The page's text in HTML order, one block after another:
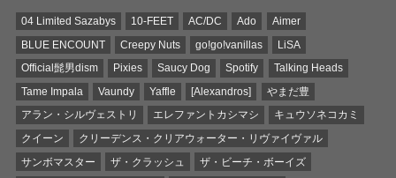
04 Limited Sazabys 10-FEET AC/DC Ado
Aimer
BLUE ENCOUNT
Creepy Nuts go!go!vanillas
LiSA
Official髭男dism
Pixies Saucy Dog Spotify
Talking Heads
Tame Impala
Vaundy Yaffle [Alexandros]
やまだ豊
アラン・シルヴェストリ
エレファントカシマシ
キュウソネコカミ
クイーン
クリーデンス・クリアウォーター・リヴァイヴァル
サンボマスター
ザ・クラッシュ
ザ・ビーチ・ボーイズ